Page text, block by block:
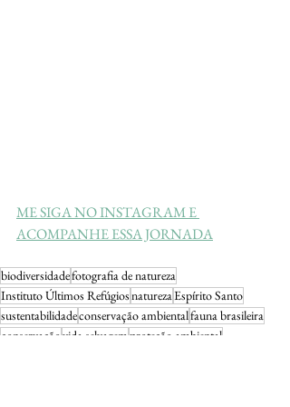
ME SIGA NO INSTAGRAM E
ACOMPANHE ESSA JORNADA
biodiversidadefotografia de natureza
Instituto Últimos RefúgiosnaturezaEspírito Santo
sustentabilidadeconservação ambientalfauna brasileira
conservaçãovida selvagem proteção ambiental